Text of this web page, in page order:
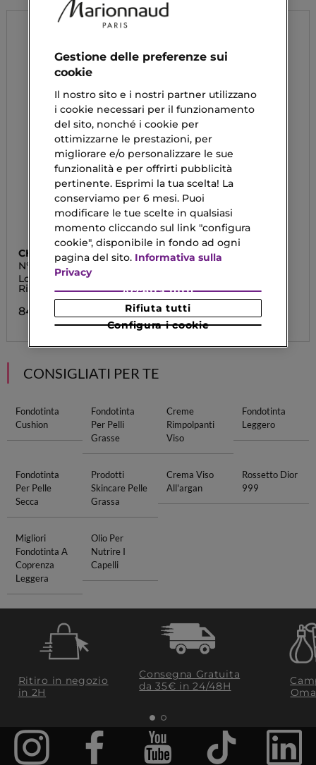
CHANEL
N°1 DE CHANEL
Lozione Essenza
Rivitalizzante
84,63 €
CHANEL
ILLUMINANTE
66,90 €
CONSIGLIATI PER TE
Fondotinta
Cushion
Fondotinta
Per Pelli
Grasse
Creme
Rimpolpanti
Viso
Fondotinta
Leggero
Fondotinta
Per Pelle
Secca
Prodotti
Skincare Pelle
Grassa
Crema Viso
All'argan
Rossetto Dior
999
Migliori
Fondotinta A
Coprenza
Leggera
Olio Per
Nutrire I
Capelli
Ritiro in negozio
in 2H
Consegna Gratuita
da 35€​ in 24/48H
Gestione delle preferenze sui
cookie
Il nostro sito e i nostri partner utilizzano
i cookie necessari per il funzionamento
del sito, nonché i cookie per
ottimizzarne le prestazioni, per
migliorare e/o personalizzare le sue
funzionalità e per offrirti pubblicità
pertinente. Esprimi la tua scelta! La
conserviamo per 6 mesi. Puoi
modificare le tue scelte in qualsiasi
momento cliccando sul link "configura
cookie", disponibile in fondo ad ogni
pagina del sito. Informativa sulla
Privacy
Configura i cookie
Rifiuta tutti
Accetta tutti